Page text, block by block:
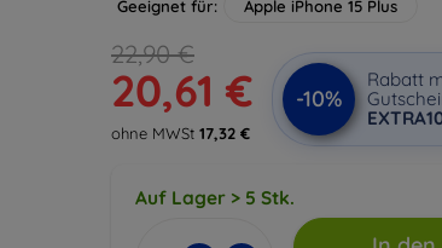
Geeignet für: Apple iPhone 15 Plus
22,90 €
20,61 €
ohne MWSt 17,32 €
-10%
Rabatt
Auf Lager > 5 Stk.